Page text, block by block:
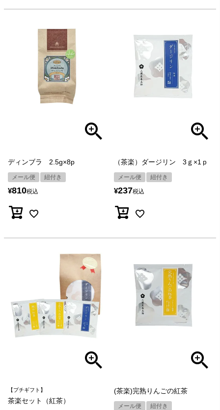
ディンブラ 2.5g×8p
メール便 紐付き
¥810税込
（茶楽）ダージリン 3ｇ×1ｐ
メール便 紐付き
¥237税込
【プチギフト】
茶楽セット（紅茶）
(茶楽)完熟りんごの紅茶
メール便 紐付き